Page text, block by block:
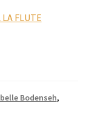
FLUTE
Bodenseh,